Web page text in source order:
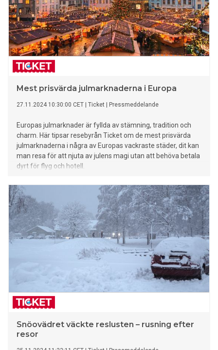
Mest prisvärda julmarknaderna i Europa
27.11.2024 10:30:00 CET Ticket Pressmeddelande
Europas julmarknader är fyllda av stämning, tradition och
charm. Här tipsar resebyrån Ticket om de mest prisvärda
julmarknaderna i några av Europas vackraste städer, dit kan
man resa för att njuta av julens magi utan att behöva betala
dyrt för flyg och hotell.
Snöovädret väckte reslusten – rusning efter
resor